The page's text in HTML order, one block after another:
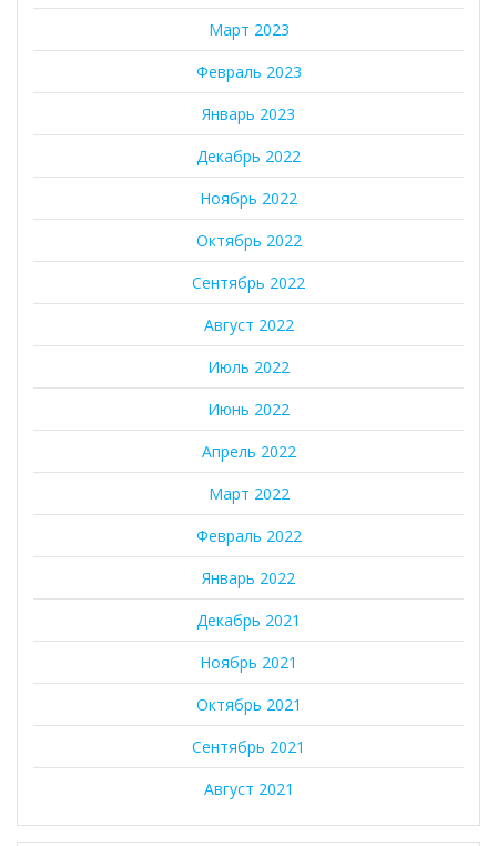
Март 2023
Февраль 2023
Январь 2023
Декабрь 2022
Ноябрь 2022
Октябрь 2022
Сентябрь 2022
Август 2022
Июль 2022
Июнь 2022
Апрель 2022
Март 2022
Февраль 2022
Январь 2022
Декабрь 2021
Ноябрь 2021
Октябрь 2021
Сентябрь 2021
Август 2021